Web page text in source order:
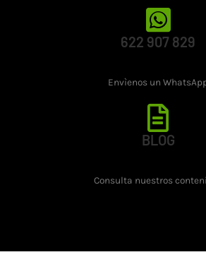
622 907 829
Envìenos un
BLOG
Consulta nuestros